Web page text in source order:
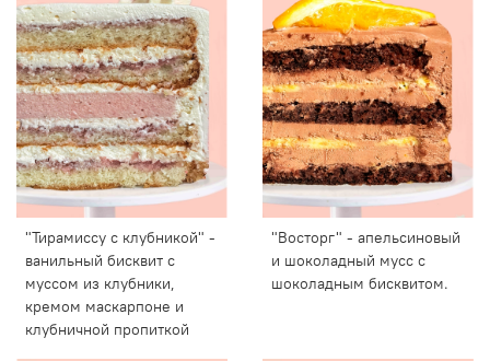
"Тирамиссу с клубникой" -
ванильный бисквит с
муссом из клубники,
кремом маскарпоне и
клубничной пропиткой
"Восторг" - апельсиновый
и шоколадный мусс с
шоколадным бисквитом.